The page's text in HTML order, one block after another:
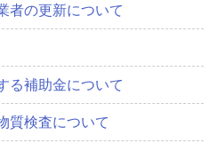
者の更新について
る補助金について
質検査について